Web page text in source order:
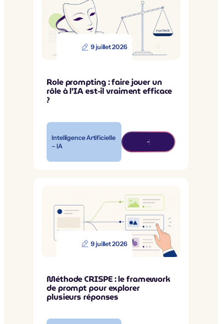
9 juillet 2026
Role prompting : faire jouer un
rôle à l’IA est-il vraiment efficace
?
Intelligence Artificielle
– IA
9 juillet 2026
Méthode CRISPE : le framework
de prompt pour explorer
plusieurs réponses